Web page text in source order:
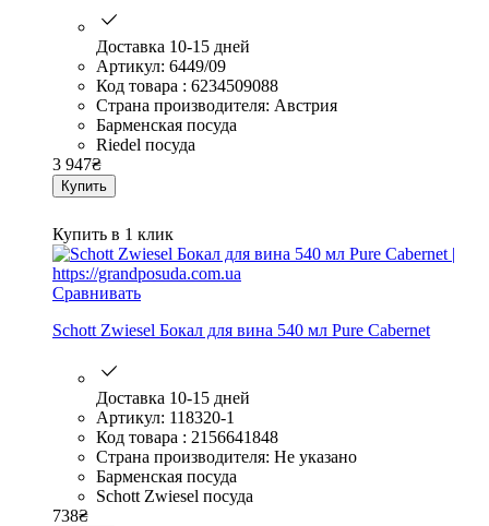
Доставка 10-15 дней
Артикул: 6449/09
Код товара : 6234509088
Страна производителя: Австрия
Барменская посуда
Riedel посуда
3 947₴
Купить
Купить в 1 клик
Сравнивать
Schott Zwiesel Бокал для вина 540 мл Pure Cabernet
Доставка 10-15 дней
Артикул: 118320-1
Код товара : 2156641848
Страна производителя: Не указано
Барменская посуда
Schott Zwiesel посуда
738₴